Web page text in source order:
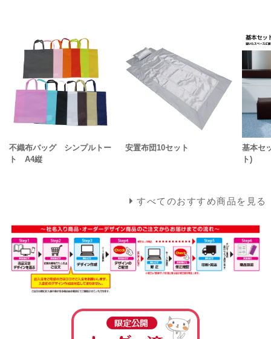
不織布バッグ シンプルトー
ト A4縦
安置布団10セット
基本セ
ト)
すべてのおすすめ商品を見る